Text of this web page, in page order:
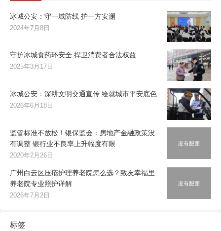
冰城公安：守一域防线 护一方安澜
2024年7月8日
守护冰城食药环安全 捍卫消费者合法权益
2025年3月17日
冰城公安：深耕文明交通宣传 绘就城市平安底色
2026年6月18日
监管标准不放松！银保监会：房地产金融政策没
有调整 银行业不良率上升幅度有限
2020年2月26日
广州白云区压疮护理养老院怎么选？致友幸福里
养老院专业照护详解
2026年7月2日
标签